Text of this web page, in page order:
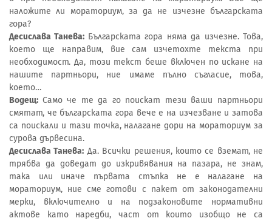
наложите ли мораториум, за да не изчезне българската
гора?
Десислава Танева: Българската гора няма да изчезне. Това,
което ще направим, вие сам изчетохте текста при
необходимост. Да, този текст беше включен по искане на
нашите партньори, ние имаме пълно съгласие, това,
което…
Водещ: Само че те да го поискат тези ваши партньори
смятат, че българската гора вече е на изчезване и затова
са поискали и тази точка, налагане дори на мораториум за
сурова дървесина.
Десислава Танева: Да. Всички решения, които се вземат, не
трябва да доведат до изкривявания на пазара, не знам,
така или иначе първата стъпка не е налагане на
мораториум, ние сме готови с пакет от законодателни
мерки, включително и на подзаконовите нормативни
актове като наредби, част от които изобщо не са